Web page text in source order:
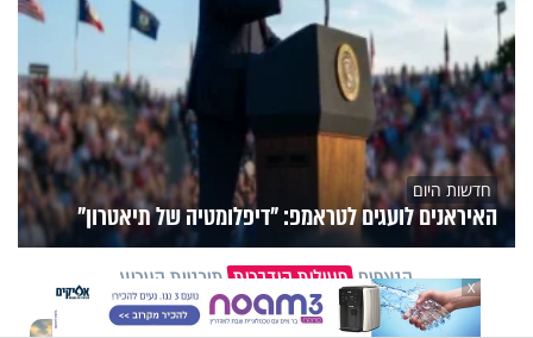
חדשות היום
האיראנים לועגים לטראמפ: "דיפלומטיה של תיאטרון"
הנצפיםפעילות הידברות תוכניות הערוץ
תכני הידברות
X